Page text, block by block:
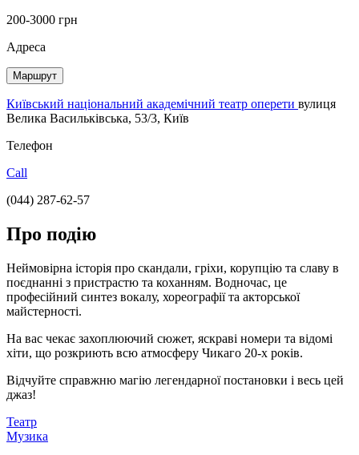
200-3000 грн
Адреса
Маршрут
Київський національний академічний театр оперети вулиця
Велика Васильківська, 53/3, Київ
Телефон
Call
(044) 287-62-57
Про подію
Неймовірна історія про скандали, гріхи, корупцію та славу в
поєднанні з пристрастю та коханням. Водночас, це
професійний синтез вокалу, хореографії та акторської
майстерності.
На вас чекає захоплюючий сюжет, яскраві номери та відомі
хіти, що розкриють всю атмосферу Чикаго 20-х років.
Відчуйте справжню магію легендарної постановки і весь цей
джаз!
Театр
Музика